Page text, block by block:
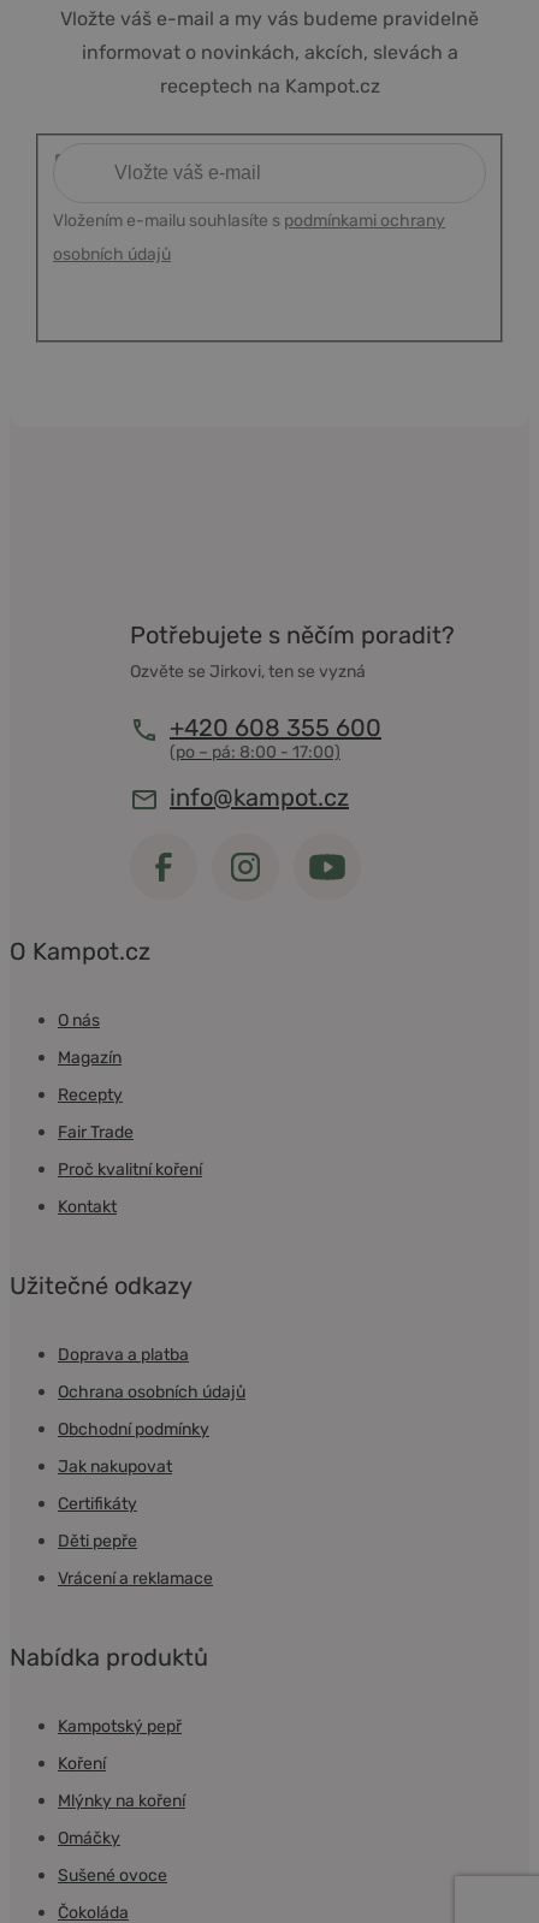
Vložte váš e-mail a my vás budeme pravidelně
informovat o novinkách, akcích, slevách a
receptech na Kampot.cz
Vložením e-mailu souhlasíte s podmínkami ochrany
osobních údajů
Potřebujete s něčím poradit?
Ozvěte se Jirkovi, ten se vyzná
+420 608 355 600
info@kampot.cz
O Kampot.cz
O nás
Magazín
Recepty
Fair Trade
Proč kvalitní koření
Kontakt
Užitečné odkazy
Doprava a platba
Ochrana osobních údajů
Obchodní podmínky
Jak nakupovat
Certifikáty
Děti pepře
Vrácení a reklamace
Nabídka produktů
Kampotský pepř
Koření
Mlýnky na koření
Omáčky
Sušené ovoce
Čokoláda